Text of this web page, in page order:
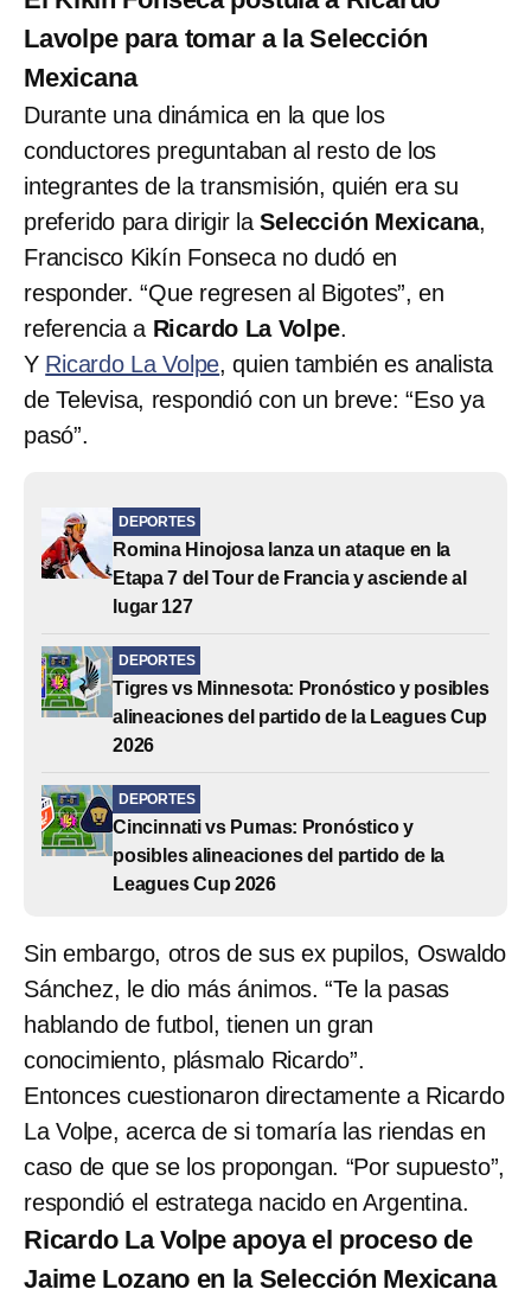
Lavolpe para tomar a la Selección
Mexicana
Durante una dinámica en la que los
conductores preguntaban al resto de los
integrantes de la transmisión, quién era su
preferido para dirigir laSelección Mexicana,
Francisco Kikín Fonseca no dudó en
responder. “Que regresen al Bigotes”, en
referencia a Ricardo La Volpe.
Y Ricardo La Volpe, quien también es analista
de Televisa, respondió con un breve: “Eso ya
pasó”.
DEPORTES
Romina Hinojosa lanza un ataque en la
Etapa 7 del Tour de Francia y asciende al
lugar 127
DEPORTES
Tigres vs Minnesota: Pronóstico y posibles
alineaciones del partido de la Leagues Cup
2026
DEPORTES
Cincinnati vs Pumas: Pronóstico y
posibles alineaciones del partido de la
Leagues Cup 2026
Sin embargo, otros de sus ex pupilos, Oswaldo
Sánchez, le dio más ánimos. “Te la pasas
hablando de futbol, tienen un gran
conocimiento, plásmalo Ricardo”.
Entonces cuestionaron directamente a Ricardo
La Volpe, acerca de si tomaría las riendas en
caso de que se los propongan. “Por supuesto”,
respondió el estratega nacido en Argentina.
Ricardo La Volpe apoya el proceso de
Jaime Lozano en la Selección Mexicana